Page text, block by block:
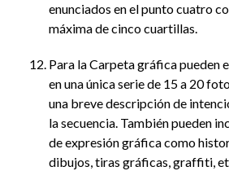
enunciados en el punto cuatro
máxima de cinco cuartillas.
Para la Carpeta gráfica pueden
en una única serie de 15 a 20
una breve descripción de
la secuencia. También pueden
de expresión gráfica como
dibujos, tiras gráficas, graffiti,